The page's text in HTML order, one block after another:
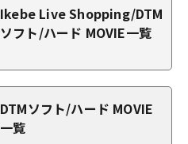
Ikebe Live Shopping/DTM
ソフト/ハード MOVIE一覧
DTMソフト/ハード MOVIE
一覧